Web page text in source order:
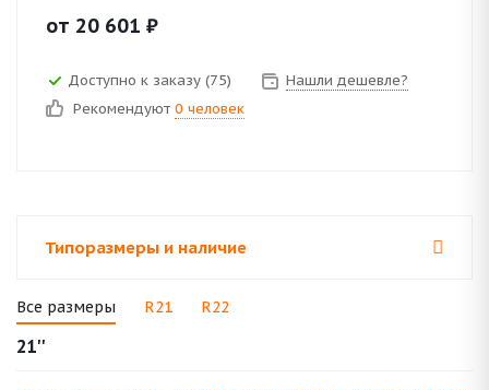
от 20 601 ₽
Доступно к заказу (75)
Нашли дешевле?
Рекомендуют 0 человек
Типоразмеры и наличие
Все размеры R21 R22
21''